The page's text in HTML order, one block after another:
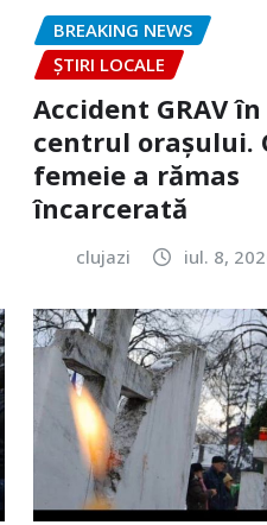
BREAKING NEWS
ȘTIRI LOCALE
Accident GRAV în
centrul orașului.
femeie a rămas
încarcerată
clujazi iul. 8,